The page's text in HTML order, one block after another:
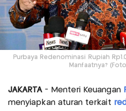
Purbaya Redenominasi Rupiah
Manfaatnya?
JAKARTA- Menteri Keuangan
menyiapkan aturan terkait